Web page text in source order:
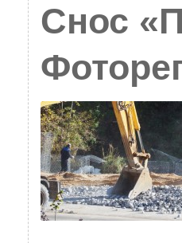
Снос